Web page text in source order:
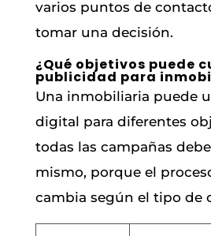
varios puntos de
tomar una decisión.
¿Qué objetivos puede
publicidad para
Una inmobiliaria puede
digital para diferentes
todas las campañas
mismo, porque el
cambia según el tipo de